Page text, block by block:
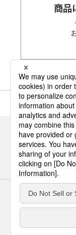
商品
Panasonic
サイトのご
個人情報保護
パナソニッ